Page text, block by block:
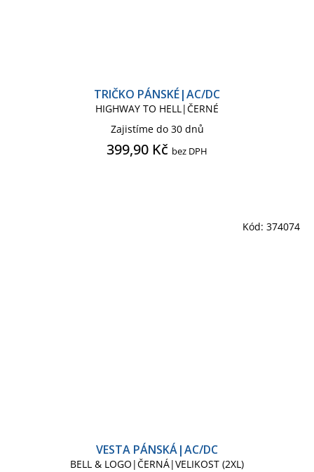
TRIČKO PÁNSKÉ|AC/DC
HIGHWAY TO HELL|ČERNÉ
Zajistíme do 30 dnů
399,90 Kč bez DPH
VESTA PÁNSKÁ|AC/DC
BELL & LOGO|ČERNÁ|VELIKOST (2XL)
Kód: 374074